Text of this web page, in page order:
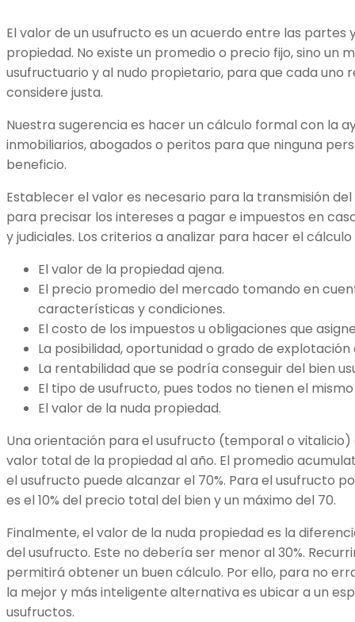
El valor de un usufructo es un acuerdo entre las partes
propiedad. No existe un promedio o precio fijo, sino un
usufructuario y al nudo propietario, para que cada uno
considere justa.
Nuestra sugerencia es hacer un cálculo formal con la
inmobiliarios, abogados o peritos para que ninguna
beneficio.
Establecer el valor es necesario para la transmisión
para precisar los intereses a pagar e impuestos en
y judiciales. Los criterios a analizar para hacer el
El valor de la propiedad ajena.
El precio promedio del mercado tomando en
características y condiciones.
El costo de los impuestos u obligaciones que
La posibilidad, oportunidad o grado de
La rentabilidad que se podría conseguir del bien
El tipo de usufructo, pues todos no tienen el
El valor de la nuda propiedad.
Una orientación para el usufructo (temporal o vitalicio)
valor total de la propiedad al año. El promedio
el usufructo puede alcanzar el 70%. Para el usufructo
es el 10% del precio total del bien y un máximo del 70.
Finalmente, el valor de la nuda propiedad es la
del usufructo. Este no debería ser menor al 30%.
permitirá obtener un buen cálculo. Por ello, para no
la mejor y más inteligente alternativa es ubicar a un
usufructos.